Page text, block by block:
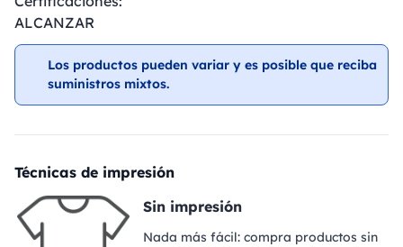
ALCANZAR
Los productos pueden variar y es posible que reciba
suministros mixtos.
Técnicas de impresión
Sin impresión
Nada más fácil: compra productos sin